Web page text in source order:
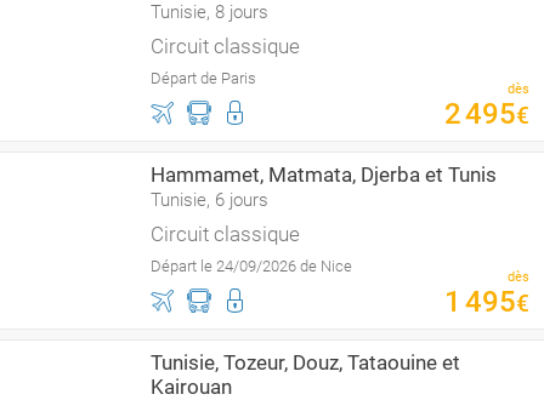
Tunisie, 8 jours
Circuit classique
Départ de Paris
dès
2495€
Hammamet, Matmata, Djerba et Tunis
Tunisie, 6 jours
Circuit classique
Départ le 24/09/2026 de Nice
dès
1 495€
Tunisie, Tozeur, Douz, Tataouine et
Kairouan